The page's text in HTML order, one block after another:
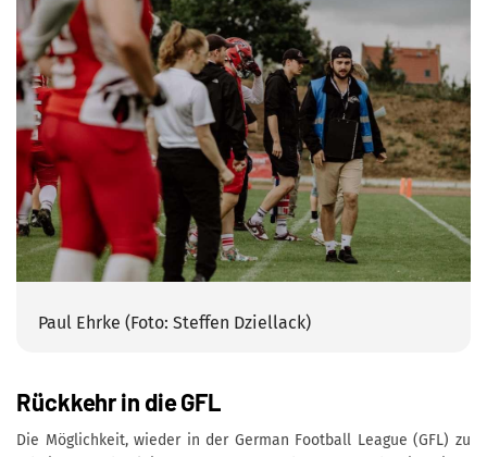
Paul Ehrke (Foto: Steffen Dziellack)
Rückkehr in die GFL
Die Möglichkeit, wieder in der German Football League (GFL) zu